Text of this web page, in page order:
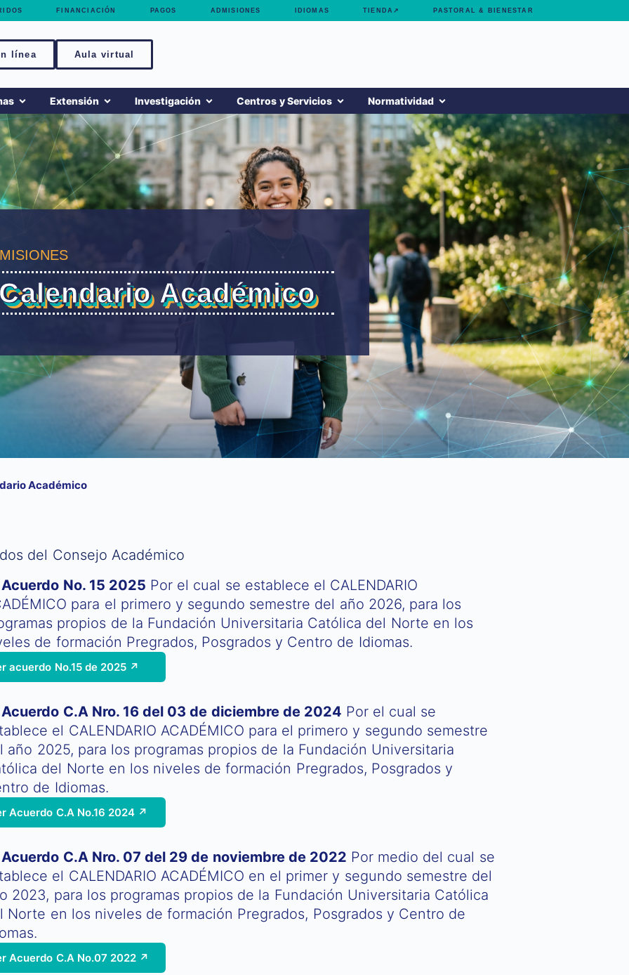
FINANCIACIÓN PAGOS ADMISIONES IDIOMAS TIENDA↗ PASTORAL & BIENESTAR
línea Aula virtual
Extensión Investigación Centros y Servicios Normatividad
Calendario Académico
Académico
del Consejo Académico
Acuerdo No. 15 2025 Por el cual se establece el CALENDARIO
para el primero y segundo semestre del año 2026, para los
propios de la Fundación Universitaria Católica del Norte en los
de formación Pregrados, Posgrados y Centro de Idiomas.
acuerdo No.15 de 2025 ↗
Acuerdo C.A Nro. 16 del 03 de diciembre de 2024 Por el cual se
el CALENDARIO ACADÉMICO para el primero y segundo semestre
año 2025, para los programas propios de la Fundación Universitaria
del Norte en los niveles de formación Pregrados, Posgrados y
de Idiomas.
Acuerdo C.A No.16 2024 ↗
Acuerdo C.A Nro. 07 del 29 de noviembre de 2022 Por medio del cual se
el CALENDARIO ACADÉMICO en el primer y segundo semestre del
2023, para los programas propios de la Fundación Universitaria Católica
Norte en los niveles de formación Pregrados, Posgrados y Centro de
Acuerdo C.A No.07 2022 ↗